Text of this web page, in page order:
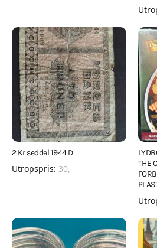
2 Kr seddel 1944 D
Utropspris: 30,-
THE